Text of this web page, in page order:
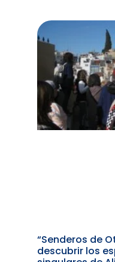
“Senderos de
descubrir los